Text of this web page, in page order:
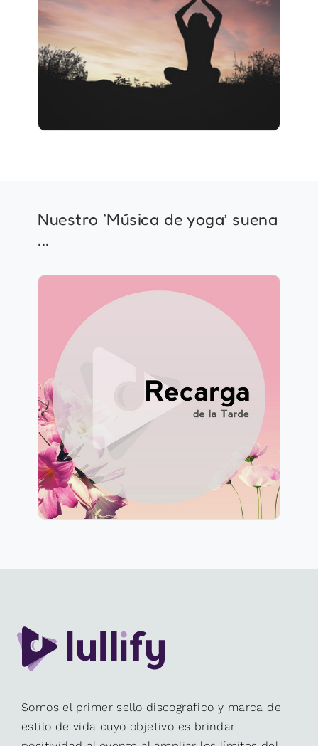
2 seguidores
Nuestro ‘Música de yoga’ suena
...
Información
Somos el primer sello discográfico y marca de
estilo de vida cuyo objetivo es brindar